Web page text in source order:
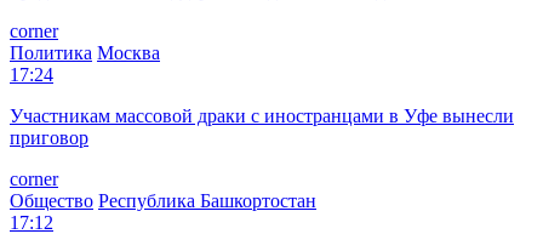
corner
Политика Москва
17:24
Участникам массовой драки с иностранцами в Уфе вынесли
приговор
corner
Общество Республика Башкортостан
17:12